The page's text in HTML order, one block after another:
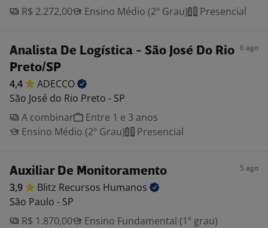
R$ 2.272,00
Ensino Médio (2º Grau) Presencial
Analista De Logística - São José Do Rio
Preto/SP
6 ago
4,4
ADECCO
São José do Rio Preto - SP
A combinar
Entre 1 e 3 anos
Ensino Médio (2º Grau)
Presencial
Auxiliar De Monitoramento 5 ago
3,9 Blitz Recursos Humanos
São Paulo - SP
R$ 1.870,00
Ensino Fundamental (1º grau)